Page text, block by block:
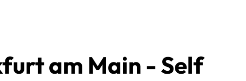
am Main - Self